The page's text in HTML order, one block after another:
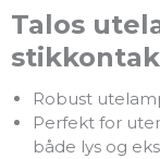
Talos
Robust
Perfekt for
både lys og